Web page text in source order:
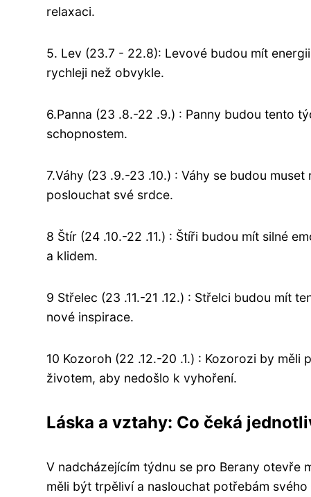
relaxaci.
5. Lev (23.7 - 22.8): Levové budou mít
rychleji než obvykle.
6.Panna (23 .8.-22 .9.) : Panny budou tento
schopnostem.
7.Váhy (23 .9.-23 .10.) : Váhy se budou
poslouchat své srdce.
8 Štír (24 .10.-22 .11.) : Štíři budou mít silné
a klidem.
9 Střelec (23 .11.-21 .12.) : Střelci budou mít
nové inspirace.
10 Kozoroh (22 .12.-20 .1.) : Kozorozi by
životem, aby nedošlo k vyhoření.
Láska a vztahy: Co čeká
V nadcházejícím týdnu se pro Berany otevře
měli být trpěliví a naslouchat potřebám